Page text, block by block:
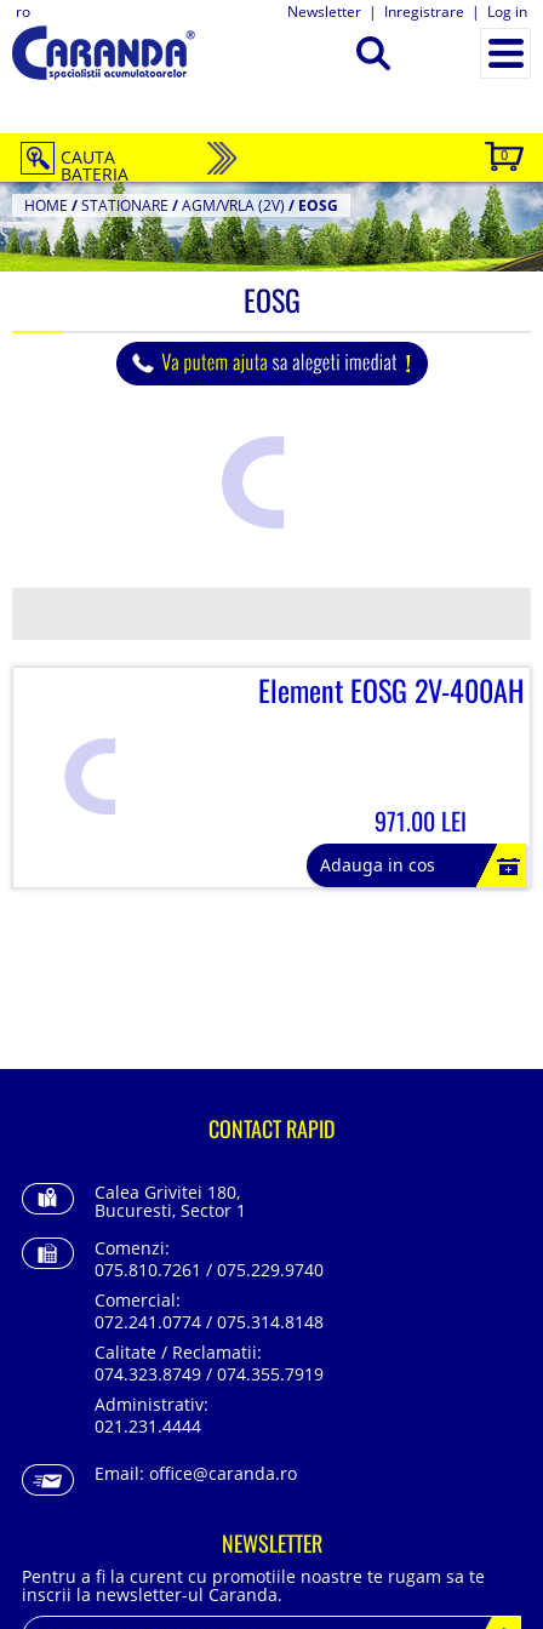
ro Newsletter | Inregistrare | Log in
0
CAUTA
BATERIA
HOME /STATIONARE /AGM/VRLA (2V) / EOSG
EOSG
Element EOSG 2V-400AH
971.00 LEI
Adauga in cos
CONTACT RAPID
Calea Grivitei 180,
Bucuresti, Sector 1
Comenzi:
075.810.7261 / 075.229.9740
Comercial:
072.241.0774 / 075.314.8148
Calitate / Reclamatii:
074.323.8749 / 074.355.7919
Administrativ:
021.231.4444
Email: office@caranda.ro
NEWSLETTER
Pentru a fi la curent cu promotiile noastre te rugam sa te
inscrii la newsletter-ul Caranda.